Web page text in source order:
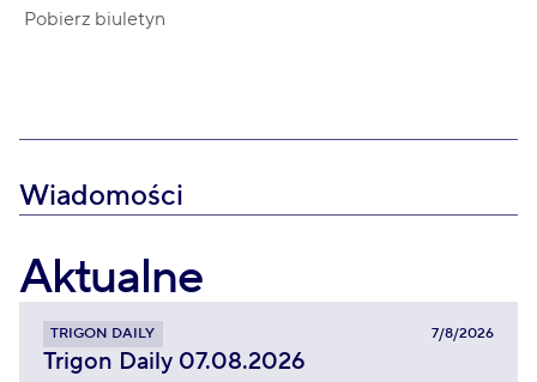
Pobierz biuletyn
Wiadomości
Aktualne
TRIGON DAILY 7/8/2026
Trigon Daily 07.08.2026